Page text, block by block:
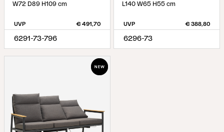
W72 D89 H109 cm
UVP € 491,70
6291-73-796
L140 W65 H55 cm
UVP € 388,80
6296-73